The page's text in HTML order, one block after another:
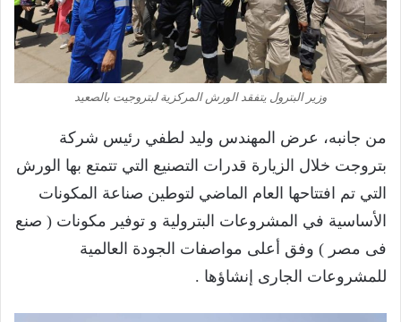
وزير البترول يتفقد الورش المركزية لبتروجيت بالصعيد
من جانبه، عرض المهندس وليد لطفي رئيس شركة
بتروجت خلال الزيارة قدرات التصنيع التي تتمتع بها الورش
التي تم افتتاحها العام الماضي لتوطين صناعة المكونات
الأساسية في المشروعات البترولية و توفير مكونات ( صنع
فى مصر ) وفق أعلى مواصفات الجودة العالمية
للمشروعات الجارى إنشاؤها .